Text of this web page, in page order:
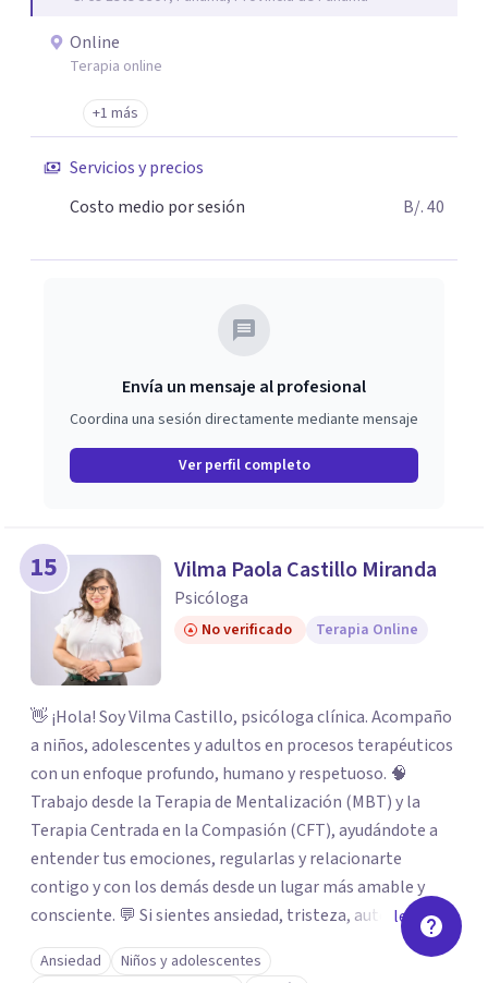
Online
Terapia online
+1 más
Servicios y precios
Costo medio por sesión
B/. 40
Envía un mensaje al profesional
Coordina una sesión directamente mediante mensaje
Ver perfil completo
15 Vilma Paola Castillo Miranda
Psicóloga
No verificado Terapia Online
👋 ¡Hola! Soy Vilma Castillo, psicóloga clínica. Acompaño
a niños, adolescentes y adultos en procesos terapéuticos
con un enfoque profundo, humano y respetuoso. 🧠
Trabajo desde la Terapia de Mentalización (MBT) y la
Terapia Centrada en la Compasión (CFT), ayudándote a
entender tus emociones, regularlas y relacionarte
contigo y con los demás desde un lugar más amable y
consciente. 💬 Si sientes ansiedad, tristeza, autocrítica o
simplemente necesitas un espacio seguro para hablar,
estoy aquí para acompañarte. ✨ Sanar es posible. Y no
leer más
Ansiedad
Niños y adolescentes